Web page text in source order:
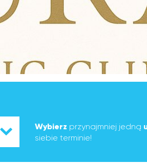
Wybierz przynajmniej jedną
siebie terminie!